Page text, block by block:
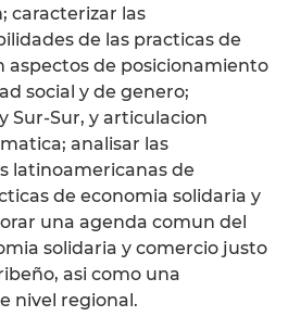
caracterizar las
de las practicas de
aspectos de posicionamiento
social y de genero;
Sur-Sur, y articulacion
analisar las
latinoamericanas de
de economia solidaria y
una agenda comun del
solidaria y comercio justo
asi como una
nivel regional.